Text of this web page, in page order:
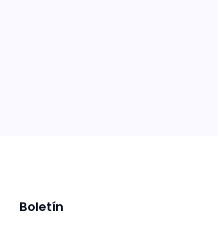
Boletín